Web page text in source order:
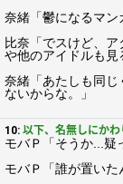
奈緒「鬱になるマン
比奈「でスけど、
や他のアイドルも見
奈緒「あたしも同じ
ないからな。」
10: 以下、名無しにか
モバＰ「そうか...疑
モバＰ「誰が置いた